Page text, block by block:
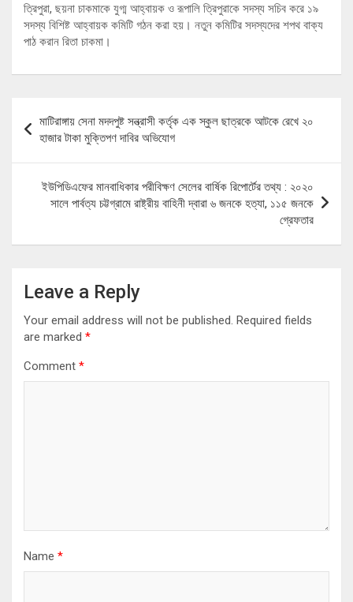
ত্রিপুরা, ছয়না চাকমাকে যুগ্ম আহ্বায়ক ও রূপালি ত্রিপুরাকে সদস্য সচিব করে ১৯
সদস্য বিশিষ্ট আহ্বায়ক কমিটি গঠন করা হয়। নতুন কমিটির সদস্যদের শপথ বাক্য
পাঠ করান রিতা চাকমা।
navigation
মাটিরাঙ্গায় সেনা মদদপুষ্ট সন্ত্রাসী কর্তৃক এক স্কুল ছাত্রকে আটকে রেখে ২০
হাজার টাকা মুক্তিপণ দাবির অভিযোগ
ইউপিডিএফের মানবাধিকার পরীবিক্ষণ সেলের বার্ষিক রিপোর্টের তথ্য : ২০২০
সালে পার্বত্য চট্টগ্রামে রাষ্ট্রীয় বাহিনী দ্বারা ৬ জনকে হত্যা, ১১৫ জনকে
গ্রেফতার
Leave a Reply
Your email address will not be published. Required fields
are marked *
Comment *
Name *